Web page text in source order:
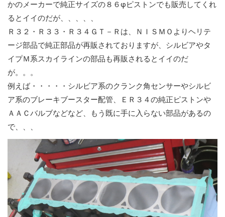
かのメーカーで純正サイズの８６φピストンでも販売してくれ
るとイイのだが、、、、、
Ｒ３２・Ｒ３３・Ｒ３４ＧＴ－Ｒは、ＮＩＳＭＯよりヘリテ
ージ部品で純正部品が再販されておりますが、シルビアやタ
イプＭ系スカイラインの部品も再販されるとイイのだ
が。。。
例えば・・・・・シルビア系のクランク角センサーやシルビ
ア系のブレーキブースター配管、ＥＲ３４の純正ピストンや
ＡＡＣバルブなどなど、もう既に手に入らない部品があるの
で、、、